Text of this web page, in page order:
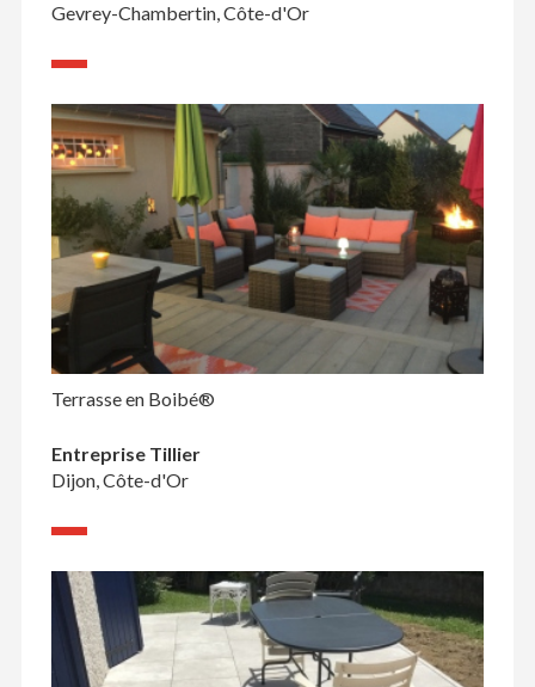
Gevrey-Chambertin, Côte-d'Or
Terrasse en Boibé®
Entreprise Tillier
Dijon, Côte-d'Or